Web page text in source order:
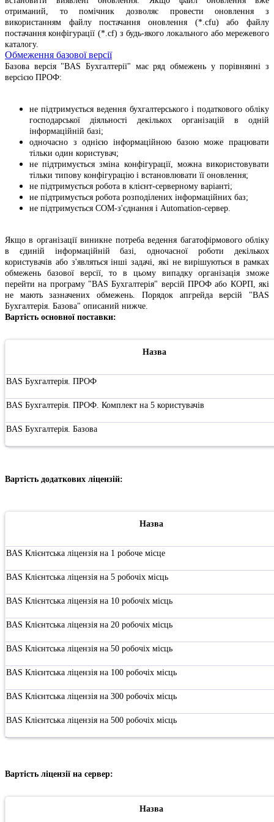
отриманий, то помічник дозволяє провести оновлення з
використанням файлу постачання оновлення (*.cfu) або файлу
постачання конфігурації (*.cf) з будь-якого локального або мережевого
каталогу.
Обмеження базової версії
Базова версія "BAS Бухгалтерії" має ряд обмежень у порівнянні з
версією ПРОФ:
не підтримується ведення бухгалтерського і податкового обліку
господарської діяльності декількох організацій в одній
інформаційній базі;
одночасно з однією інформаційною базою може працювати
тільки один користувач;
не підтримується зміна конфігурації, можна використовувати
тільки типову конфігурацію і встановлювати її оновлення;
не підтримується робота в клієнт-серверному варіанті;
не підтримується робота розподілених інформаційних баз;
не підтримується СОМ-з'єднання і Automation-сервер.
Якщо в організації виникне потреба ведення багатофірмового обліку
в єдиній інформаційній базі, одночасної роботи декількох
користувачів або з'являться інші задачі, які не вирішуються в рамках
обмежень базової версії, то в цьому випадку організація зможе
перейти на програму "BAS Бухгалтерія" версій ПРОФ або КОРП, які
не мають зазначених обмежень. Порядок апгрейда версій "BAS
Бухгалтерія. Базова" описаний нижче.
Вартість основної поставки:
Назва
BAS Бухгалтерія. ПРОФ
BAS Бухгалтерія. ПРОФ. Комплект на 5 користувачів
BAS Бухгалтерія. Базова
Вартість додаткових ліцензій:
Назва
BAS Клієнтська ліцензія на 1 робоче місце
BAS Клієнтська ліцензія на 5 робочіх місць
BAS Клієнтська ліцензія на 10 робочіх місць
BAS Клієнтська ліцензія на 20 робочіх місць
BAS Клієнтська ліцензія на 50 робочіх місць
BAS Клієнтська ліцензія на 100 робочіх місць
BAS Клієнтська ліцензія на 300 робочіх місць
BAS Клієнтська ліцензія на 500 робочіх місць
Вартість ліцензії на сервер:
Назва